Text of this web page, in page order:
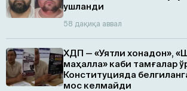
ушланди
58 дақиқа аввал
ХДП — «Уятли хонадон»,
маҳалла» каби тамғалар
Конституцияда
мос келмайди